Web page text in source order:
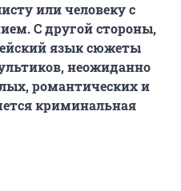
или человеку с
С другой стороны,
язык сюжеты
неожиданно
романтических и
криминальная